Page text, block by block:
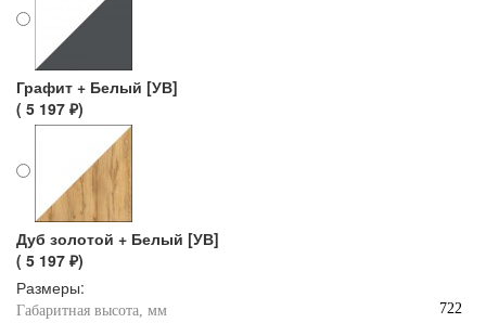
Графит + Белый [УВ]
( 5 197 ₽)
Дуб золотой + Белый [УВ]
( 5 197 ₽)
Размеры:
Габаритная высота, мм
722